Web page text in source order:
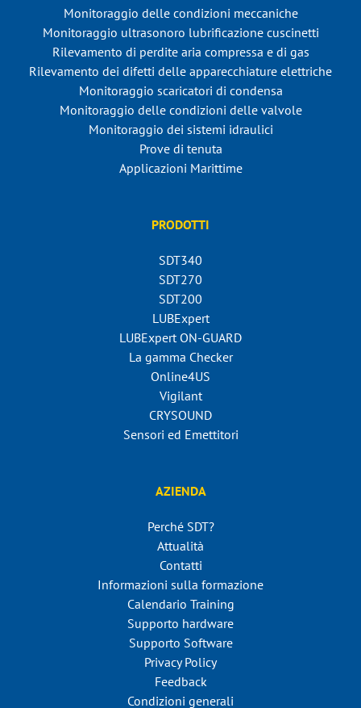
Monitoraggio delle condizioni meccaniche
Monitoraggio ultrasonoro lubrificazione cuscinetti
Rilevamento di perdite aria compressa e di gas
Rilevamento dei difetti delle apparecchiature elettriche
Monitoraggio scaricatori di condensa
Monitoraggio delle condizioni delle valvole
Monitoraggio dei sistemi idraulici
Prove di tenuta
Applicazioni Marittime
PRODOTTI
SDT340
SDT270
SDT200
LUBExpert
LUBExpert ON-GUARD
La gamma Checker
Online4US
Vigilant
CRYSOUND
Sensori ed Emettitori
AZIENDA
Perché SDT?
Attualità
Contatti
Informazioni sulla formazione
Calendario Training
Supporto hardware
Supporto Software
Privacy Policy
Feedback
Condizioni generali